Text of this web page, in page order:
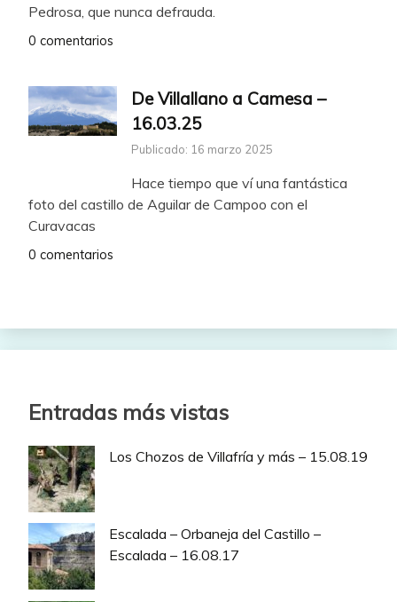
Pedrosa, que nunca defrauda.
0 comentarios
De Villallano a Camesa –
16.03.25
Publicado: 16 marzo 2025
Hace tiempo que ví una fantástica
foto del castillo de Aguilar de Campoo con el
Curavacas
0 comentarios
Entradas más vistas
Los Chozos de Villafría y más – 15.08.19
Escalada – Orbaneja del Castillo –
Escalada – 16.08.17